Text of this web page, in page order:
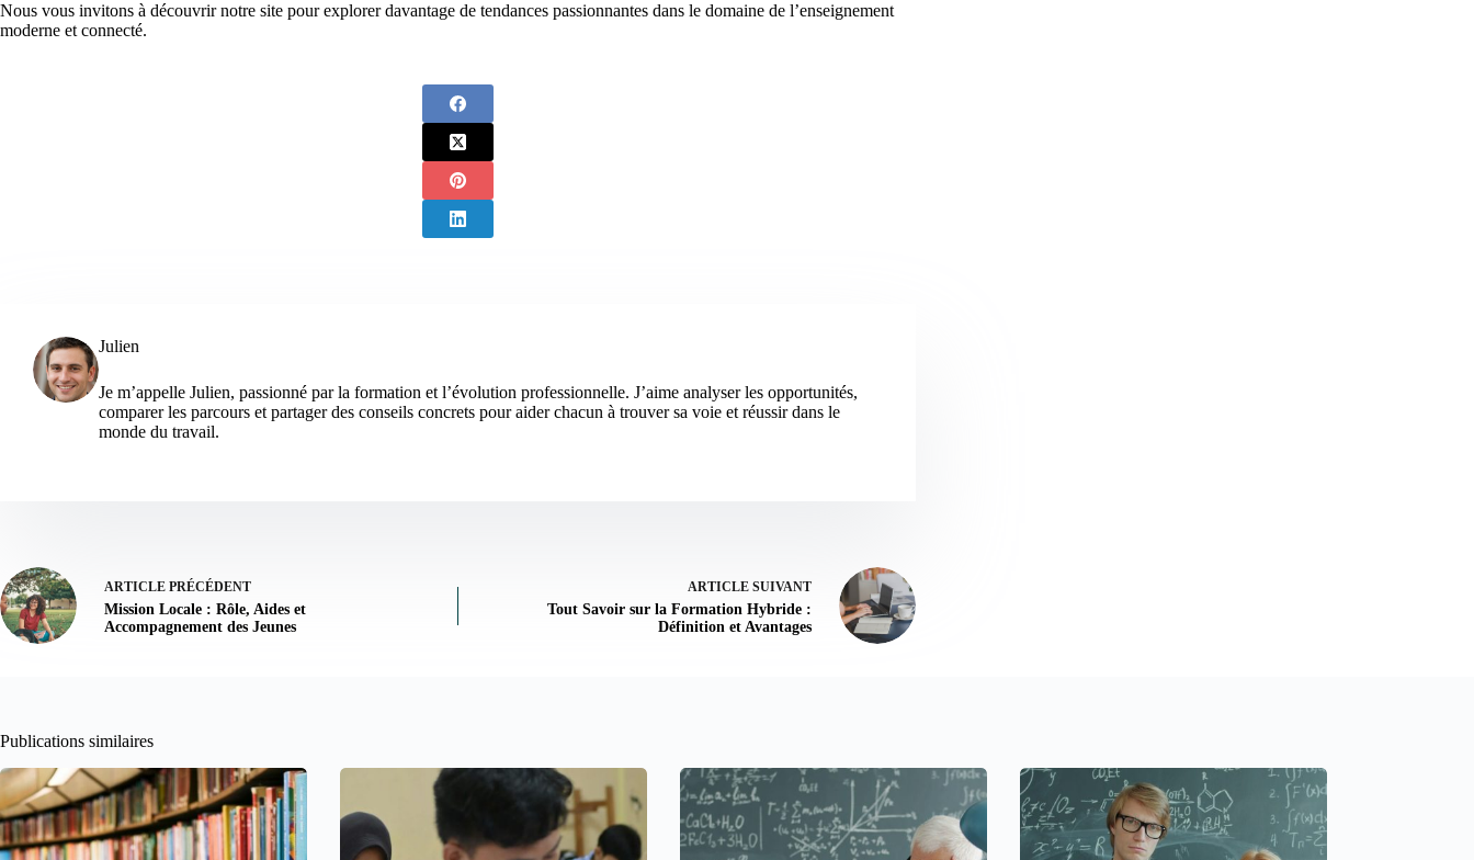
Nous vous invitons à découvrir notre site pour explorer davantage de tendances passionnantes dans le domaine de l’enseignement
moderne et connecté.
Julien
Je m’appelle Julien, passionné par la formation et l’évolution professionnelle. J’aime analyser les opportunités,
comparer les parcours et partager des conseils concrets pour aider chacun à trouver sa voie et réussir dans le
monde du travail.
ARTICLE PRÉCÉDENT
Mission Locale : Rôle, Aides et
Accompagnement des Jeunes
ARTICLESUIVANT
Tout Savoir sur la Formation Hybride :
Définition et Avantages
Publications similaires